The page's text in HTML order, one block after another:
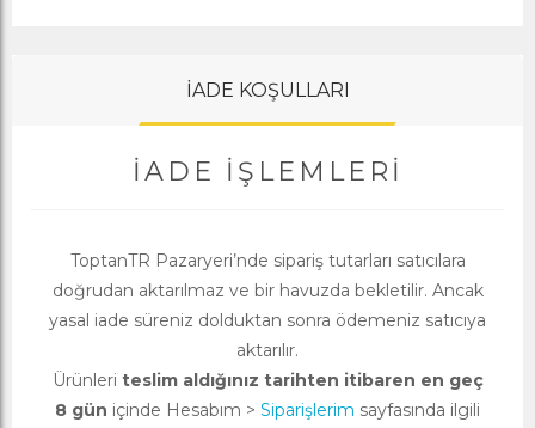
İADE KOŞULLARI
İADE İŞLEMLERI
ToptanTR Pazaryeri’nde sipariş tutarları satıcılara
doğrudan aktarılmaz ve bir havuzda bekletilir. Ancak
yasal iade süreniz dolduktan sonra ödemeniz satıcıya
aktarılır.
Ürünleri teslim aldığınız tarihten itibaren en geç
8 gün içinde Hesabım > Siparişlerim sayfasında ilgili